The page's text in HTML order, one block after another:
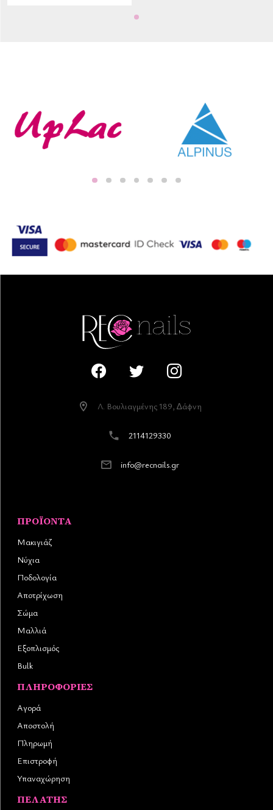
Λ. Βουλιαγµένης 189, ∆άφνη
2114129330
info@recnails.gr
ΠΡΟΪΌΝΤΑ
Μακιγιάζ
Νύχια
Ποδολογία
Αποτρίχωση
Σώμα
Μαλλιά
Εξοπλισμός
Bulk
ΠΛΗΡΟΦΟΡΊΕΣ
Αγορά
Αποστολή
Πληρωμή
Επιστροφή
Υπαναχώρηση
ΠΕΛΆΤΗΣ